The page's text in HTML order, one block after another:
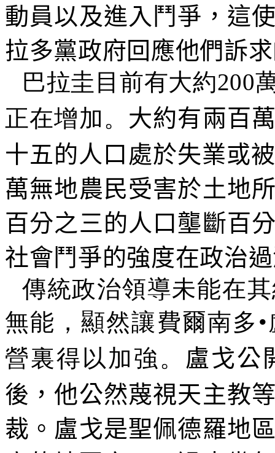
動員以及進入鬥爭，這
拉多黨政府回應他們訴
巴拉圭目前有大約200
正在增加。 大約有兩百
十五的人口處於失業或
萬無地農民受害於土地
百分之三的人口壟斷百
社會鬥爭的強度在政治
傳統政治領導未能在
無能，顯然讓費爾南多
營裏得以加強。 盧戈公
後，他公然蔑視天主教
裁。盧戈是聖佩德羅地